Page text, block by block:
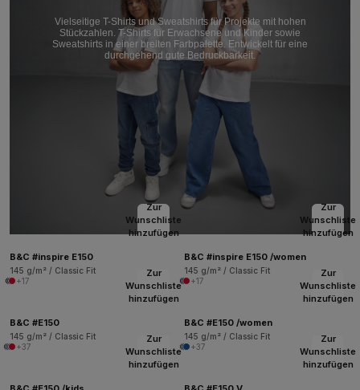
Vielseitige T-Shirts und Sweatshirts für Projekte mit hohen
Stückzahlen. T-Shirts für Erwachsene und Kinder sowie
Sweatshirts in einer breiten Farbpalette. Entwickelt für eine
durchgehend gute Bedruckbarkeit.
Zur
Wunschliste
hinzufügen
B&C #inspire E150
145 g/m² / Classic Fit
+17
Zur
Wunschliste
hinzufügen
B&C #inspire E150 /women
145 g/m² / Classic Fit
+17
Zur
Wunschliste
hinzufügen
B&C #E150
145 g/m² / Classic Fit
+37
Zur
Wunschliste
hinzufügen
B&C #E150 /women
145 g/m² / Classic Fit
+37
Zur
Wunschliste
hinzufügen
Zur
Wunschliste
hinzufügen